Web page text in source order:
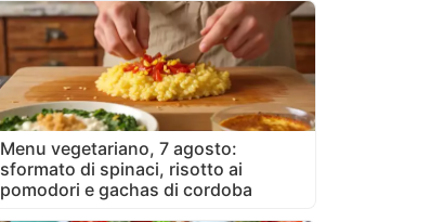
Menu vegetariano, 7 agosto:
sformato di spinaci, risotto ai
pomodori e gachas di cordoba